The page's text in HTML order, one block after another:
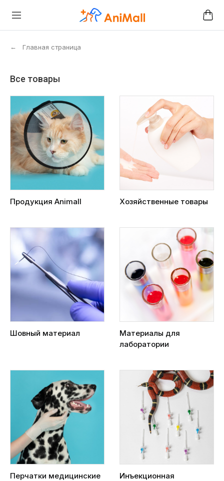
← Главная страница
Все товары
Продукция Animall Хозяйственные товары
Шовный материал
Материалы для
лаборатории
Перчатки медицинские
Инъекционная